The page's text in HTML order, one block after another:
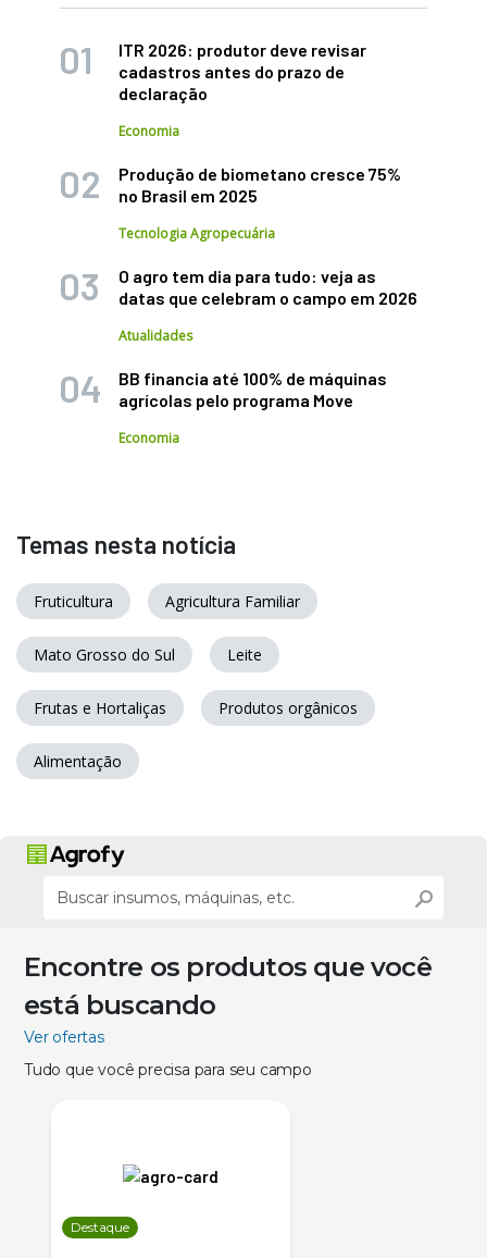
ITR 2026: produtor deve revisar
cadastros antes do prazo de
declaração
Economia
Produção de biometano cresce 75%
no Brasil em 2025
Tecnologia Agropecuária
O agro tem dia para tudo: veja as
datas que celebram o campo em 2026
Atualidades
BB financia até 100% de máquinas
agrícolas pelo programa Move
Economia
Temas nesta notícia
Fruticultura Agricultura Familiar
Mato Grosso do Sul Leite
Frutas e Hortaliças Produtos orgânicos
Alimentação
Encontre os produtos que você
está buscando
Ver ofertas
Tudo que você precisa para seu campo
Destaque